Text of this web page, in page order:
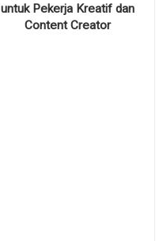
untuk Pekerja Kreatif dan
Content Creator